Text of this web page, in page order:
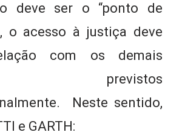
deve ser o “ponto de
o acesso à justiça deve
com os demais
previstos
Neste sentido,
e GARTH: